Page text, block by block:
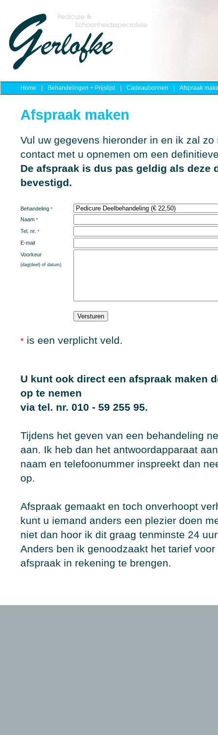
Home Behandelingen + Prijslijst Cadeaubonnen Afspraak
Afspraak maken
Vul uw gegevens hieronder in en ik zal zo
contact met u opnemen om een
De afspraak is dus pas geldig als deze
bevestigd.
Behandeling *
Naam *
Tel. nr. *
E-mail
Voorkeur
(dag(deel) of datum)
* is een verplicht veld.
U kunt ook direct een afspraak maken
op te nemen
via tel. nr. 010 - 59 255 95.
Tijdens het geven van een behandeling
aan. Ik heb dan het antwoordapparaat
naam en telefoonummer inspreekt dan
op.
Afspraak gemaakt en toch onverhoopt
kunt u iemand anders een plezier doen
niet dan hoor ik dit graag tenminste 24
Anders ben ik genoodzaakt het tarief
afspraak in rekening te brengen.